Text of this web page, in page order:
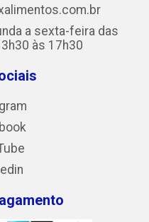
a sexta-feira das
às 17h30